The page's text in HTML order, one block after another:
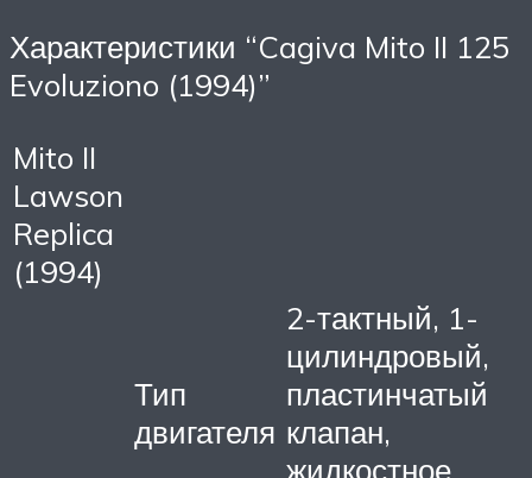
Характеристики “Cagiva Mito II 125
Evoluziono (1994)”
Mito II
Lawson
Replica
(1994)
Тип
двигателя
2-тактный, 1-
цилиндровый,
пластинчатый
клапан,
жидкостное